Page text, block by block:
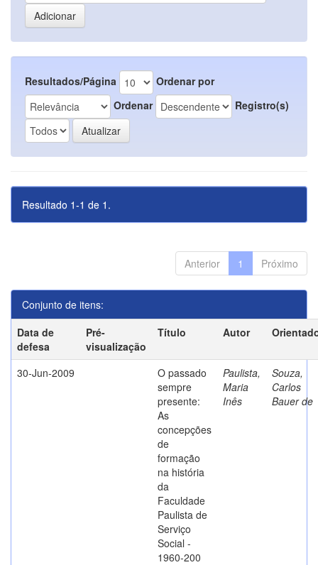
Resultados/Página
Ordenar por
Ordenar
Registro(s)
Resultado 1-1 de 1.
Anterior 1 Próximo
Conjunto de itens:
Data de
defesa
Pré-
visualização
Título Autor
30-Jun-2009
O passado
sempre
presente:
As
concepções
de
formação
na história
da
Faculdade
Paulista de
Serviço
Social -
1960-200
Paulista,
Maria
Inês
Souza,
Carlos
Bauer de